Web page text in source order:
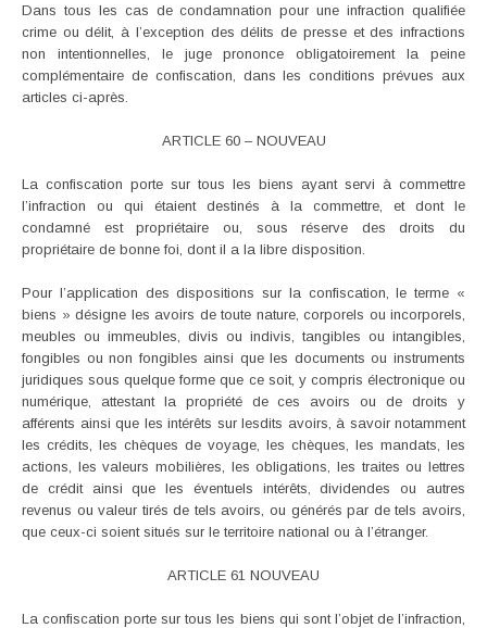
Dans tous les cas de condamnation pour une infraction qualifiée
crime ou délit, à l’exception des délits de presse et des infractions
non intentionnelles, le juge prononce obligatoirement la peine
complémentaire de confiscation, dans les conditions prévues aux
articles ci-après.
ARTICLE 60 – NOUVEAU
La confiscation porte sur tous les biens ayant servi à commettre
l’infraction ou qui étaient destinés à la commettre, et dont le
condamné est propriétaire ou, sous réserve des droits du
propriétaire de bonne foi, dont il a la libre disposition.
Pour l’application des dispositions sur la confiscation, le terme «
biens » désigne les avoirs de toute nature, corporels ou incorporels,
meubles ou immeubles, divis ou indivis, tangibles ou intangibles,
fongibles ou non fongibles ainsi que les documents ou instruments
juridiques sous quelque forme que ce soit, y compris électronique ou
numérique, attestant la propriété de ces avoirs ou de droits y
afférents ainsi que les intérêts sur lesdits avoirs, à savoir notamment
les crédits, les chèques de voyage, les chèques, les mandats, les
actions, les valeurs mobilières, les obligations, les traites ou lettres
de crédit ainsi que les éventuels intérêts, dividendes ou autres
revenus ou valeur tirés de tels avoirs, ou générés par de tels avoirs,
que ceux-ci soient situés sur le territoire national ou à l’étranger.
ARTICLE 61 NOUVEAU
La confiscation porte sur tous les biens qui sont l’objet de l’infraction,